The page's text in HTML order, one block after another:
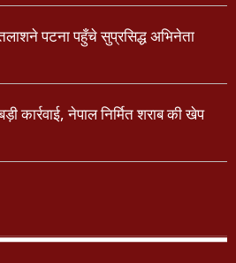
पटना पहुँचे सुप्रसिद्ध अभिनेता
कार्रवाई, नेपाल निर्मित शराब की खेप